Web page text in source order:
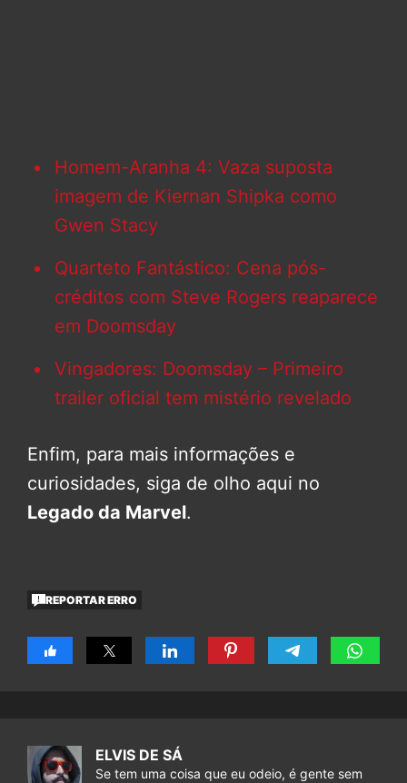
Homem-Aranha 4: Vaza suposta
imagem de Kiernan Shipka como
Gwen Stacy
Quarteto Fantástico: Cena pós-
créditos com Steve Rogers reaparece
em Doomsday
Vingadores: Doomsday – Primeiro
trailer oficial tem mistério revelado
Enfim, para mais informações e
curiosidades, siga de olho aqui no
Legado da Marvel.
REPORTAR ERRO
ELVIS DE SÁ
Se tem uma coisa que eu odeio, é gente sem